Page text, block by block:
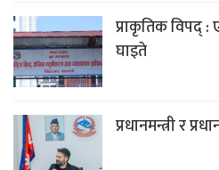
प्राकृतिक विपद्
घाइते
प्रधानमन्त्री र